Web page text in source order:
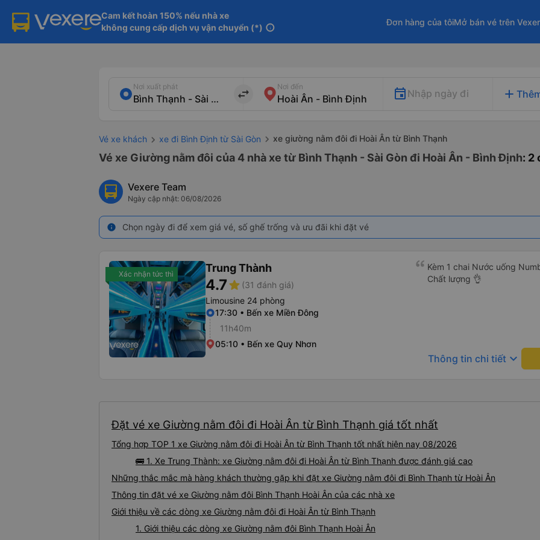
Cam kết hoàn 150% nếu nhà xe
không cung cấp dịch vụ vận chuyển (*) info
Đơn hàng của tôiMở bán vé trên
Nơi xuất phát
import_export
Nơi đến
Nhập ngày đi add
Vé xe khách xe đi Bình Định từ Sài Gòn xe giường nằm đôi đi Hoài Ân từ Bình Thạnh
Vé xe Giường nằm đôi của 4 nhà xe từ Bình Thạnh - Sài Gòn đi Hoài Ân - Bình Định: 2
Vexere Team
Ngày cập nhật: 06/08/2026
info Chọn ngày đi để xem giá vé, số ghế trống và ưu đãi khi đặt vé
Xác nhận tức thì Trung Thành
4.7star (31 đánh giá)
Limousine 24 phòng
17:30 • Bến xe Miền Đông
11h40m
05:10 • Bến xe Quy Nhơn
Kèm 1 chai Nước uống
Chất lượng 👌
Thông tin chi tiết keyboard_arrow_down
Đặt vé xe Giường nằm đôi đi Hoài Ân từ Bình Thạnh giá tốt nhất
Tổng hợp TOP 1 xe Giường nằm đôi đi Hoài Ân từ Bình Thạnh tốt nhất hiện nay 08/2026
🚌 1. Xe Trung Thành: xe Giường nằm đôi đi Hoài Ân từ Bình Thạnh được đánh giá cao
Những thắc mắc mà hàng khách thường gặp khi đặt xe Giường nằm đôi đi Bình Thạnh từ Hoài Ân
Thông tin đặt vé xe Giường nằm đôi Bình Thạnh Hoài Ân của các nhà xe
Giới thiệu về các dòng xe Giường nằm đôi đi Hoài Ân từ Bình Thạnh
1. Giới thiệu các dòng xe Giường nằm đôi Bình Thạnh Hoài Ân